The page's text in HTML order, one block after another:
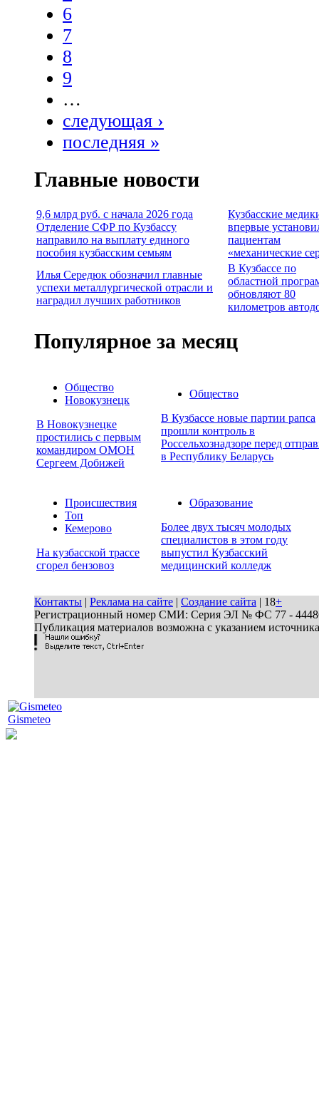
6
7
8
9
…
следующая ›
последняя »
Главные новости
9,6 млрд руб. с начала 2026 года
Отделение СФР по Кузбассу
направило на выплату единого
пособия кузбасским семьям
Кузбасские
впервые
пациентам
«механические
Илья Середюк обозначил главные
успехи металлургической отрасли и
наградил лучших работников
В Кузбассе по
областной
обновляют 80
километров
Популярное за месяц
Общество
Новокузнецк
В Новокузнецке
простились с первым
командиром ОМОН
Сергеем Добижей
Общество
В Кузбассе новые партии рапса
прошли контроль в
Россельхознадзоре перед
в Республику Беларусь
Происшествия
Топ
Кемерово
На кузбасской трассе
сгорел бензовоз
Образование
Более двух тысяч молодых
специалистов в этом году
выпустил Кузбасский
медицинский колледж
Контакты | Реклама на сайте | Создание сайта | 18+
Регистрационный номер СМИ: Серия ЭЛ № ФС 77 - 44486
Публикация материалов возможна с указанием
Gismeteo